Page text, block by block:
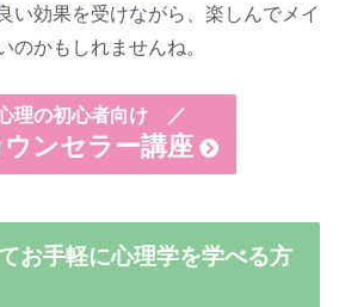
い効果を受けながら、楽しんでメイ
のかもしれませんね。
理の初心者向け ／
ンセラー講座
お手軽に心理学を学べる方